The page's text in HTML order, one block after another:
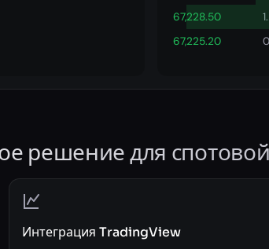
67,228.50
67,225.20
решение для
Интеграция TradingView